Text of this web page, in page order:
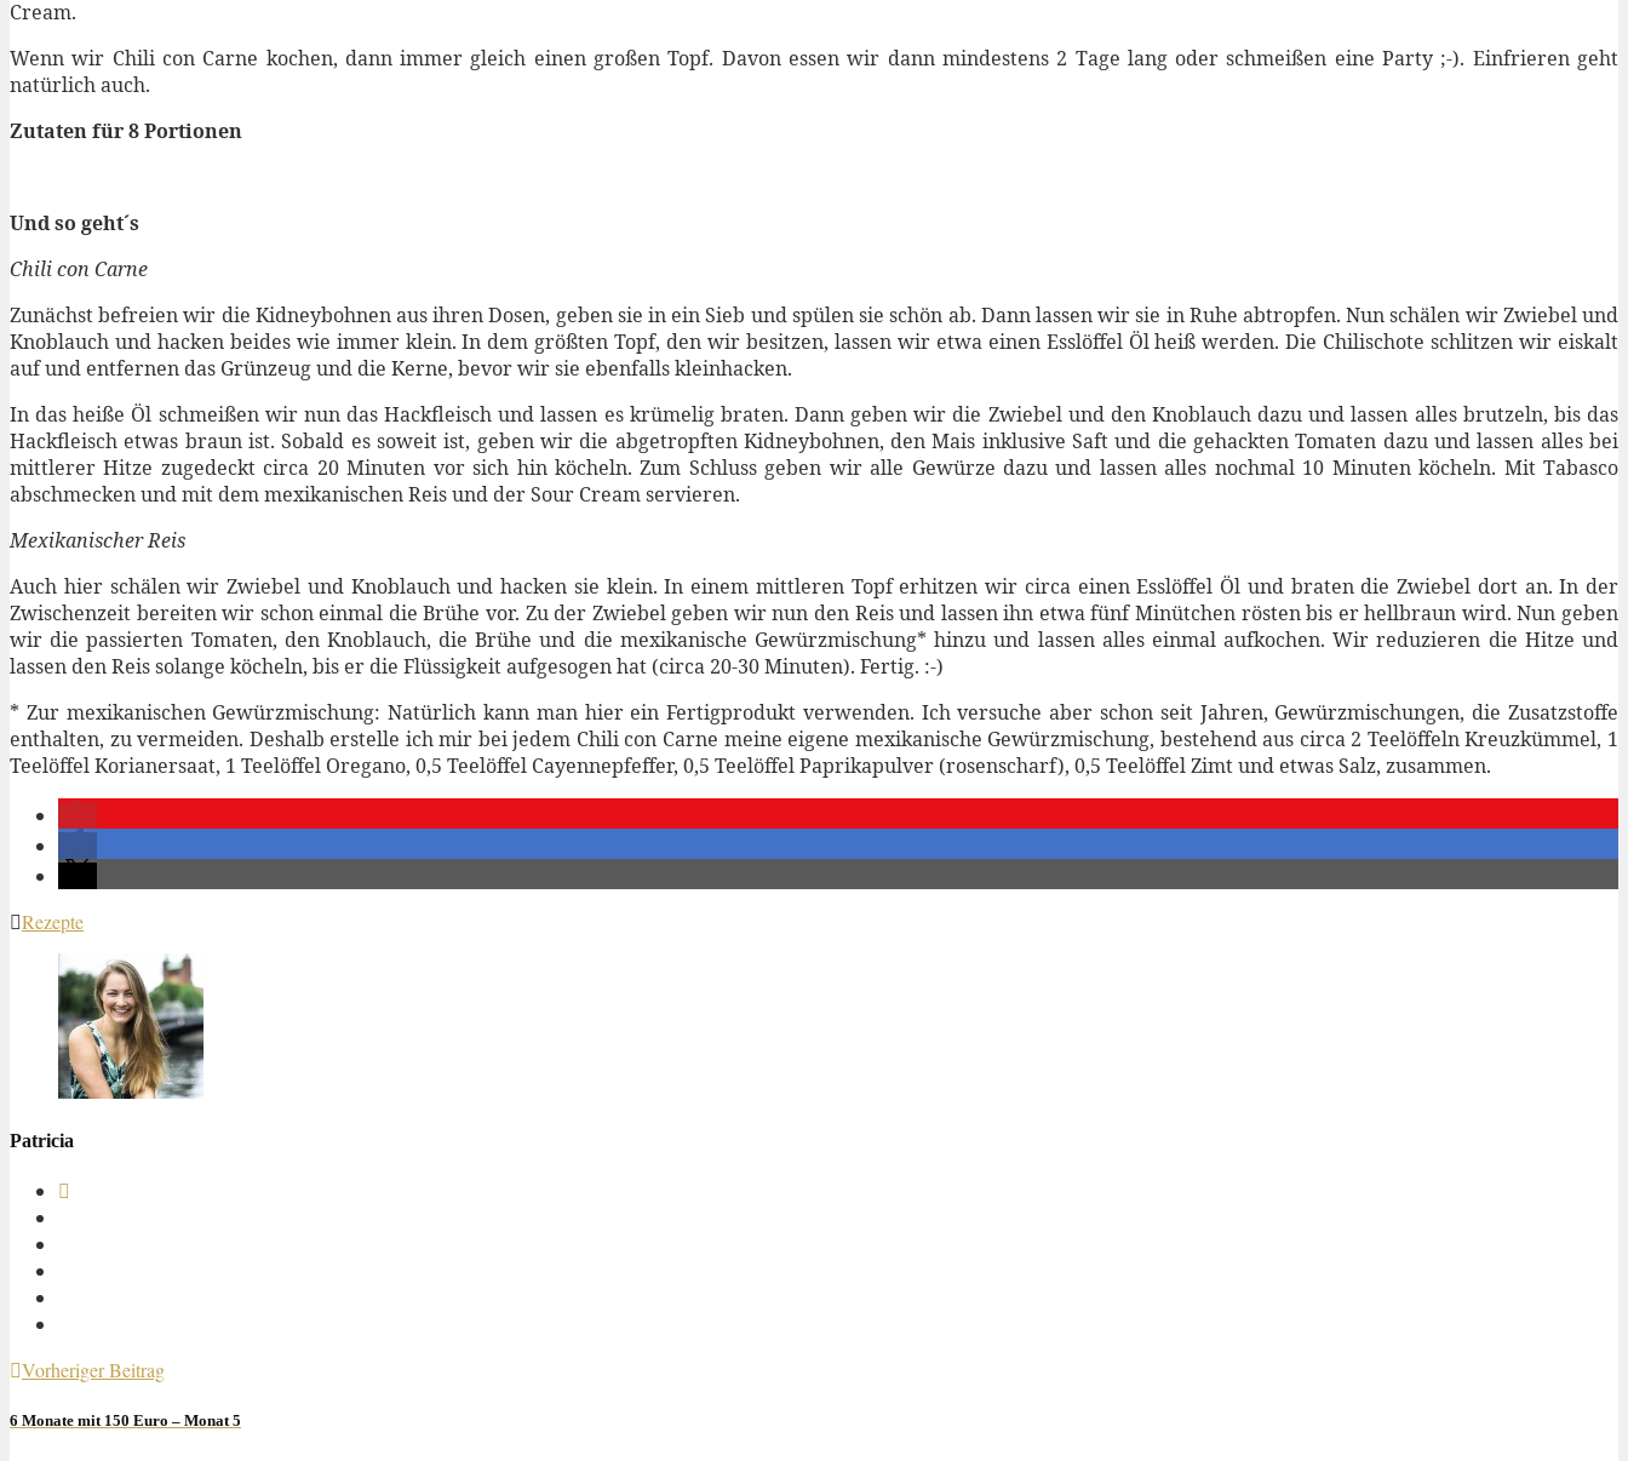
Cream.
Wenn wir Chili con Carne kochen, dann immer gleich einen großen Topf. Davon essen wir dann mindestens 2 Tage lang oder schmeißen eine Party ;-). Einfrieren geht
natürlich auch.
Zutaten für 8 Portionen
Und so geht´s
Chili con Carne
Zunächst befreien wir die Kidneybohnen aus ihren Dosen, geben sie in ein Sieb und spülen sie schön ab. Dann lassen wir sie in Ruhe abtropfen. Nun schälen wir Zwiebel und
Knoblauch und hacken beides wie immer klein. In dem größten Topf, den wir besitzen, lassen wir etwa einen Esslöffel Öl heiß werden. Die Chilischote schlitzen wir eiskalt
auf und entfernen das Grünzeug und die Kerne, bevor wir sie ebenfalls kleinhacken.
In das heiße Öl schmeißen wir nun das Hackfleisch und lassen es krümelig braten. Dann geben wir die Zwiebel und den Knoblauch dazu und lassen alles brutzeln, bis das
Hackfleisch etwas braun ist. Sobald es soweit ist, geben wir die abgetropften Kidneybohnen, den Mais inklusive Saft und die gehackten Tomaten dazu und lassen alles bei
mittlerer Hitze zugedeckt circa 20 Minuten vor sich hin köcheln. Zum Schluss geben wir alle Gewürze dazu und lassen alles nochmal 10 Minuten köcheln. Mit Tabasco
abschmecken und mit dem mexikanischen Reis und der Sour Cream servieren.
Mexikanischer Reis
Auch hier schälen wir Zwiebel und Knoblauch und hacken sie klein. In einem mittleren Topf erhitzen wir circa einen Esslöffel Öl und braten die Zwiebel dort an. In der
Zwischenzeit bereiten wir schon einmal die Brühe vor. Zu der Zwiebel geben wir nun den Reis und lassen ihn etwa fünf Minütchen rösten bis er hellbraun wird. Nun geben
wir die passierten Tomaten, den Knoblauch, die Brühe und die mexikanische Gewürzmischung* hinzu und lassen alles einmal aufkochen. Wir reduzieren die Hitze und
lassen den Reis solange köcheln, bis er die Flüssigkeit aufgesogen hat (circa 20-30 Minuten). Fertig. :-)
* Zur mexikanischen Gewürzmischung: Natürlich kann man hier ein Fertigprodukt verwenden. Ich versuche aber schon seit Jahren, Gewürzmischungen, die Zusatzstoffe
enthalten, zu vermeiden. Deshalb erstelle ich mir bei jedem Chili con Carne meine eigene mexikanische Gewürzmischung, bestehend aus circa 2 Teelöffeln Kreuzkümmel, 1
Teelöffel Korianersaat, 1 Teelöffel Oregano, 0,5 Teelöffel Cayennepfeffer, 0,5 Teelöffel Paprikapulver (rosenscharf), 0,5 Teelöffel Zimt und etwas Salz, zusammen.
Rezepte
Patricia
Vorheriger Beitrag
6 Monate mit 150 Euro – Monat 5